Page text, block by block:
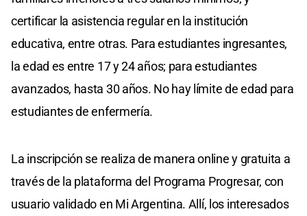
certificar la asistencia regular en la institución
educativa, entre otras. Para estudiantes ingresantes,
la edad es entre 17 y 24 años; para estudiantes
avanzados, hasta 30 años. No hay límite de edad para
estudiantes de enfermería.
La inscripción se realiza de manera online y gratuita a
través de la plataforma del Programa Progresar, con
usuario validado en Mi Argentina. Allí, los interesados